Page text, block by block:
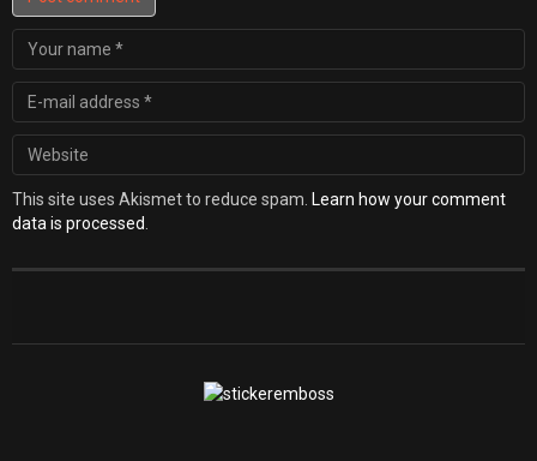
This site uses Akismet to reduce spam. Learn how your comment
data is processed